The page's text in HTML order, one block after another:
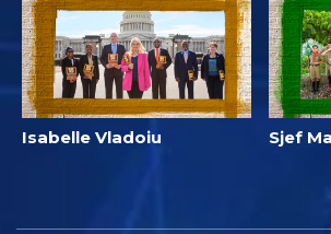
Isabelle Vladoiu Sjef